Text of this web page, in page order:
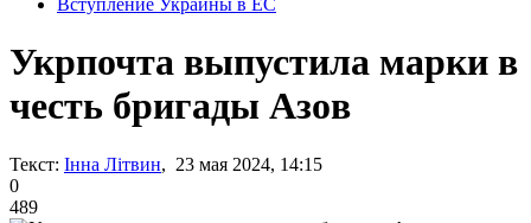
Вступление Украины в ЕС
Укрпочта выпустила марки в
честь бригады Азoв
Текст: Інна Літвин, 23 мая 2024, 14:15
0
489